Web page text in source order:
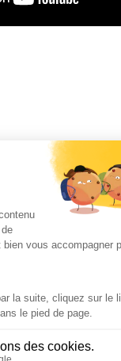
culturels varois.